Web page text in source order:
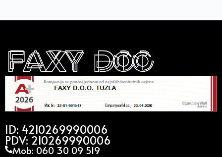
ID: 4210269990006
PDV: 210269990006
Mob: 060 30 09 519